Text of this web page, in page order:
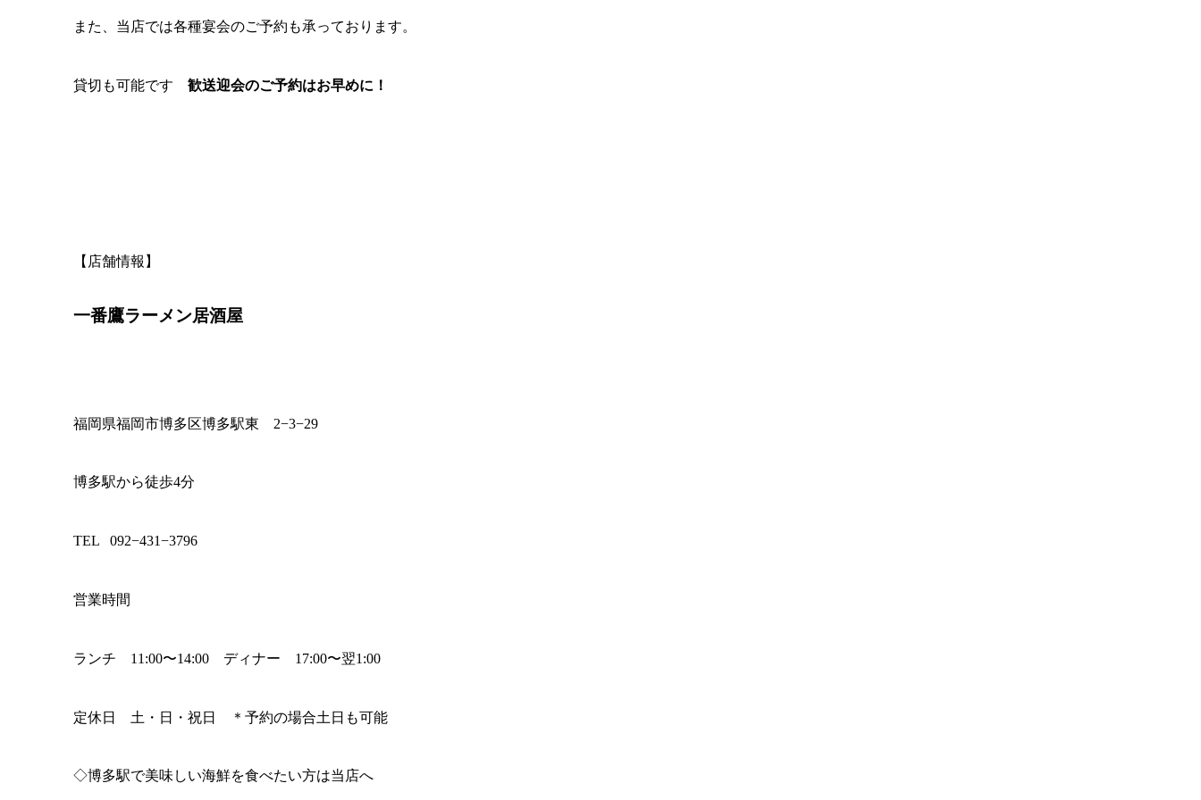
また、当店では各種宴会のご予約も承っております。
貸切も可能です 歓送迎会のご予約はお早めに！
【店舗情報】
一番鷹ラーメン居酒屋
福岡県福岡市博多区博多駅東 2−3−29
博多駅から徒歩4分
TEL 092−431−3796
営業時間
ランチ 11:00〜14:00 ディナー 17:00〜翌1:00
定休日 土・日・祝日 ＊予約の場合土日も可能
◇博多駅で美味しい海鮮を食べたい方は当店へ